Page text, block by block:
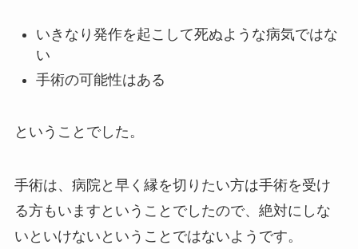
いきなり発作を起こして死ぬような病気ではな
い
手術の可能性はある
ということでした。
手術は、病院と早く縁を切りたい方は手術を受け
る方もいますということでしたので、絶対にしな
いといけないということではないようです。